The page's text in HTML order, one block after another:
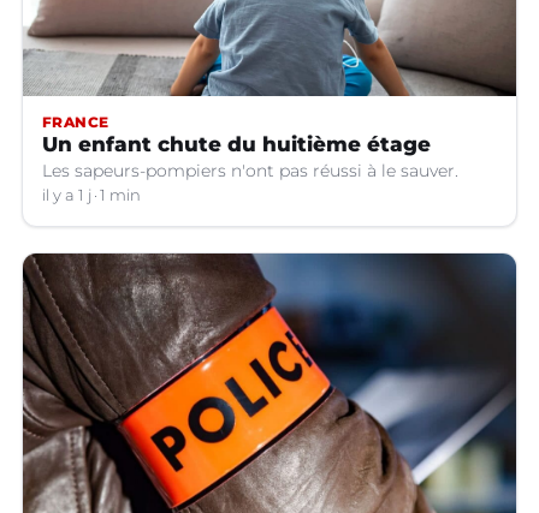
FRANCE
Un enfant chute du huitième étage
Les sapeurs-pompiers n'ont pas réussi à le sauver.
il y a 1 j 1 min